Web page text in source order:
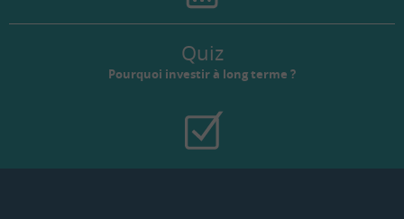
Quiz
Pourquoi investir à long terme ?